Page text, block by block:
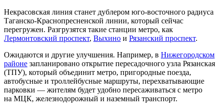
Некрасовская линия станет дублером юго-восточного радиуса
Таганско-Краснопресненской линии, который сейчас
перегружен. Разгрузятся такие станции метро, как
Лермонтовский проспект, Выхино и Рязанский проспект.
Ожидаются и другие улучшения. Например, в Нижегородском
районе запланировано открытие пересадочного узла Рязанская
(ТПУ), который объединит метро, пригородные поезда,
автобусные и троллейбусные маршруты, перехватывающие
парковки — жителям будет удобно пересаживаться с метро
на МЦК, железнодорожный и наземный транспорт.